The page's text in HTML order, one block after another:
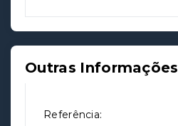
Outras Informações
Referência: